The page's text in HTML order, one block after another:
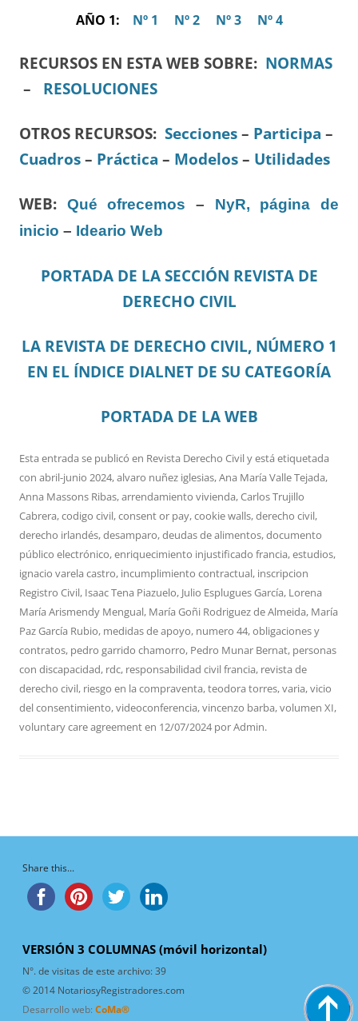
AÑO 1: Nº 1 Nº 2 Nº 3 Nº 4
RECURSOS EN ESTA WEB SOBRE: NORMAS
– RESOLUCIONES
OTROS RECURSOS: Secciones – Participa –
Cuadros – Práctica – Modelos – Utilidades
WEB: Qué ofrecemos – NyR, página de
inicio – Ideario Web
PORTADA DE LA SECCIÓN REVISTA DE
DERECHO CIVIL
LA REVISTA DE DERECHO CIVIL, NÚMERO 1
EN EL ÍNDICE DIALNET DE SU CATEGORÍA
PORTADA DE LA WEB
Esta entrada se publicó en Revista Derecho Civily está etiquetada
con abril-junio 2024,alvaro nuñez iglesias,Ana María Valle Tejada,
Anna Massons Ribas,arrendamiento vivienda,Carlos Trujillo
Cabrera,codigo civil,consent or pay,cookie walls,derecho civil,
derecho irlandés,desamparo,deudas de alimentos,documento
público electrónico,enriquecimiento injustificado francia,estudios,
ignacio varela castro, incumplimiento contractual, inscripcion
Registro Civil, Isaac Tena Piazuelo, Julio Esplugues García, Lorena
María Arismendy Mengual, María Goñi Rodriguez de Almeida, María
Paz García Rubio, medidas de apoyo, numero 44,obligaciones y
contratos, pedro garrido chamorro, Pedro Munar Bernat, personas
con discapacidad, rdc, responsabilidad civil francia, revista de
derecho civil, riesgo en la compraventa,teodora torres,varia,vicio
del consentimiento,videoconferencia,vincenzo barba,volumen XI,
voluntary care agreementen 12/07/2024porAdmin.
Share this...
VERSIÓN 3 COLUMNAS (móvil horizontal)
N°. de visitas de este archivo:39
© 2014 NotariosyRegistradores.com
Desarrollo web: CoMa®